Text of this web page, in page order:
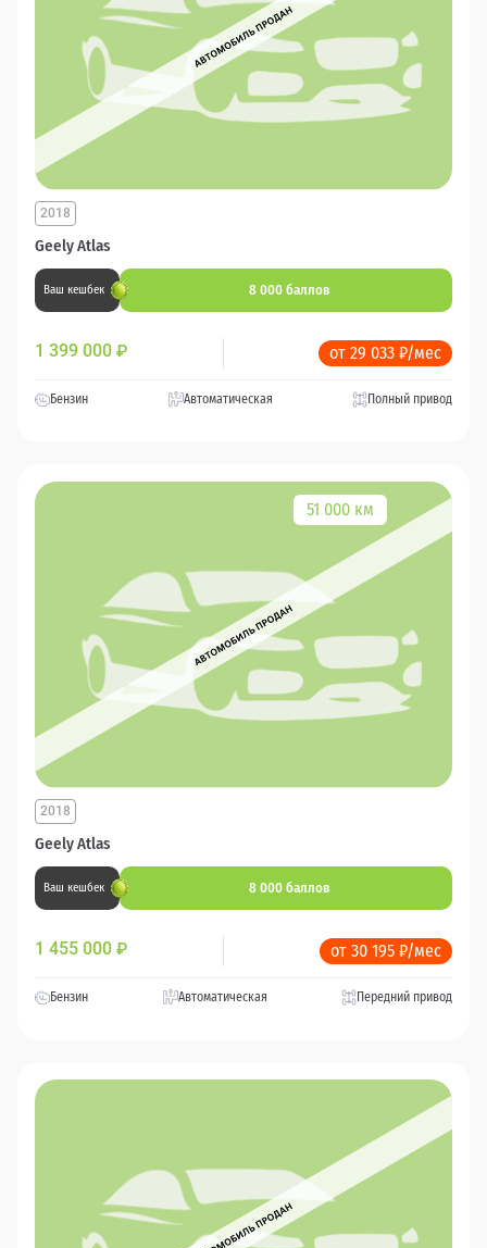
Geely Atlas
2018
Ваш кешбек 8 000 баллов
1 399 000 ₽ от 29 033 ₽/мес
Бензин Автоматическая Полный привод
51 000 км
Geely Atlas
2018
Ваш кешбек 8 000 баллов
1 455 000 ₽ от 30 195 ₽/мес
Бензин Автоматическая Передний привод